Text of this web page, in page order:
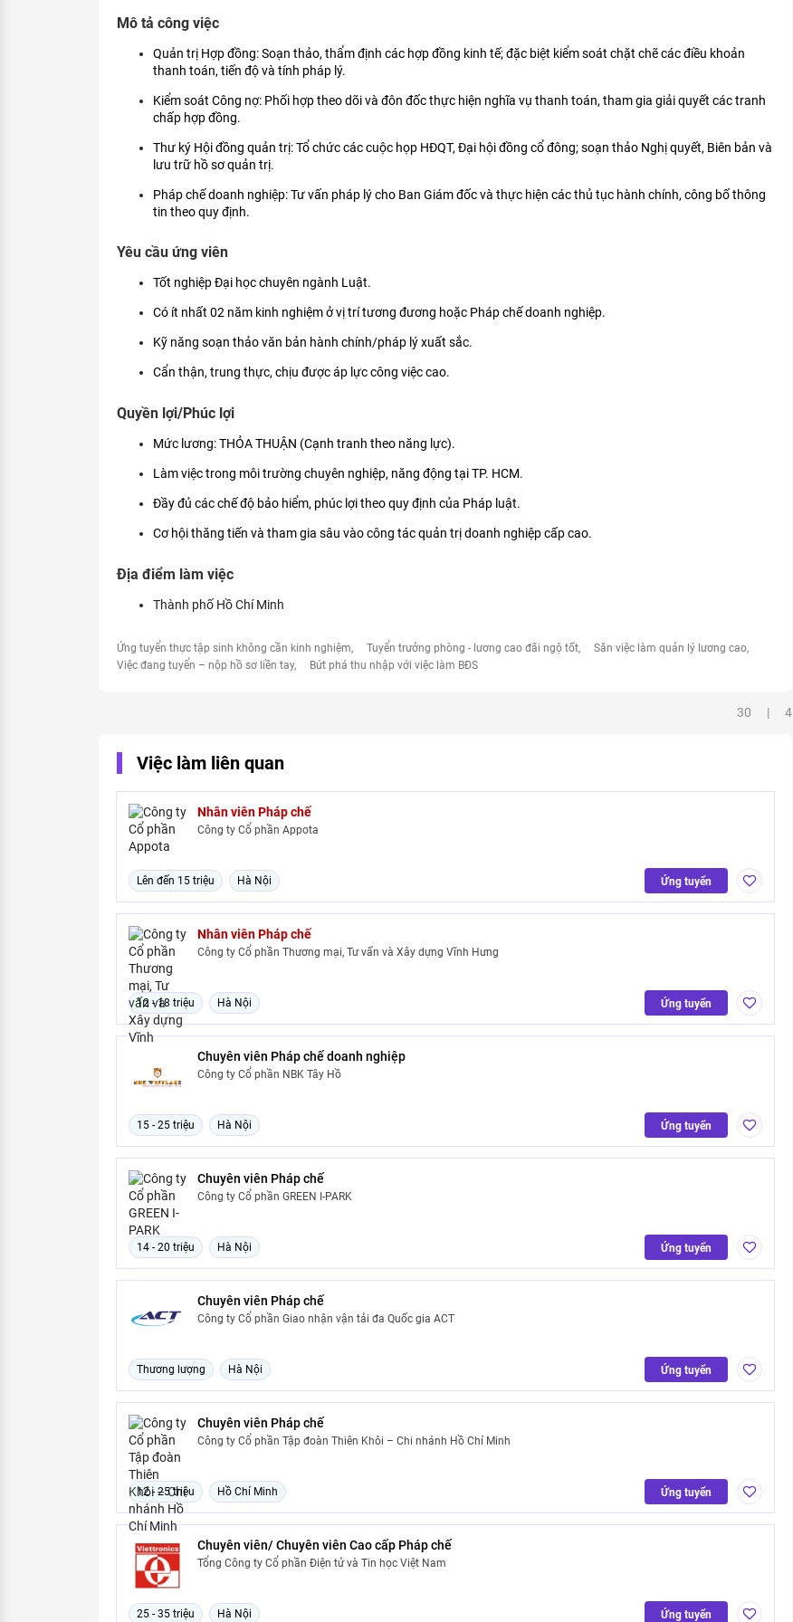
KHÁM PHÁ NGHỀ NGHIỆP
HƯỚNG NGHIỆP VIỆC LÀM
Đặc trưng từng nghề
XÂY DỰNG VÀ PHÁT TRIỂN ĐỘI NGŨ
Mô tả công việc
Quản trị Hợp đồng: Soạn thảo, thẩm định các hợp đồng kinh tế; đặc biệt kiểm soát chặt chẽ các điều khoản
thanh toán, tiến độ và tính pháp lý.
Kiểm soát Công nợ: Phối hợp theo dõi và đôn đốc thực hiện nghĩa vụ thanh toán, tham gia giải quyết các tranh
chấp hợp đồng.
Thư ký Hội đồng quản trị: Tổ chức các cuộc họp HĐQT, Đại hội đồng cổ đông; soạn thảo Nghị quyết, Biên bản và
lưu trữ hồ sơ quản trị.
Pháp chế doanh nghiệp: Tư vấn pháp lý cho Ban Giám đốc và thực hiện các thủ tục hành chính, công bố thông
tin theo quy định.
Yêu cầu ứng viên
Tốt nghiệp Đại học chuyên ngành Luật.
Có ít nhất 02 năm kinh nghiệm ở vị trí tương đương hoặc Pháp chế doanh nghiệp.
Kỹ năng soạn thảo văn bản hành chính/pháp lý xuất sắc.
Cẩn thận, trung thực, chịu được áp lực công việc cao.
Quyền lợi/Phúc lợi
Mức lương: THỎA THUẬN (Cạnh tranh theo năng lực).
Làm việc trong môi trường chuyên nghiệp, năng động tại TP. HCM.
Đầy đủ các chế độ bảo hiểm, phúc lợi theo quy định của Pháp luật.
Cơ hội thăng tiến và tham gia sâu vào công tác quản trị doanh nghiệp cấp cao.
Địa điểm làm việc
Thành phố Hồ Chí Minh
Ứng tuyển thực tập sinh không cần kinh nghiệm Tuyển trưởng phòng - lương cao đãi ngộ tốt
Săn việc làm quản lý lương cao
Việc đang tuyển – nộp hồ sơ liền tay
Bứt phá thu nhập với việc làm BĐS
30 | 4
Việc làm liên quan
Nhân viên Pháp chế
Công ty Cổ phần Appota
Lên đến 15 triệu Hà Nội Ứng tuyển
Nhân viên Pháp chế
Công ty Cổ phần Thương mại, Tư vấn và Xây dựng Vĩnh Hưng
12 - 18 triệu Hà Nội Ứng tuyển
Chuyên viên Pháp chế doanh nghiệp
Công ty Cổ phần NBK Tây Hồ
15 - 25 triệu Hà Nội Ứng tuyển
Chuyên viên Pháp chế
Công ty Cổ phần GREEN I-PARK
14 - 20 triệu Hà Nội Ứng tuyển
Chuyên viên Pháp chế
Công ty Cổ phần Giao nhận vận tải đa Quốc gia ACT
Thương lượng Hà Nội Ứng tuyển
Chuyên viên Pháp chế
Công ty Cổ phần Tập đoàn Thiên Khôi – Chi nhánh Hồ Chí Minh
12 - 25 triệu Hồ Chí Minh Ứng tuyển
Chuyên viên/ Chuyên viên Cao cấp Pháp chế
Tổng Công ty Cổ phần Điện tử và Tin học Việt Nam
25 - 35 triệu Hà Nội Ứng tuyển